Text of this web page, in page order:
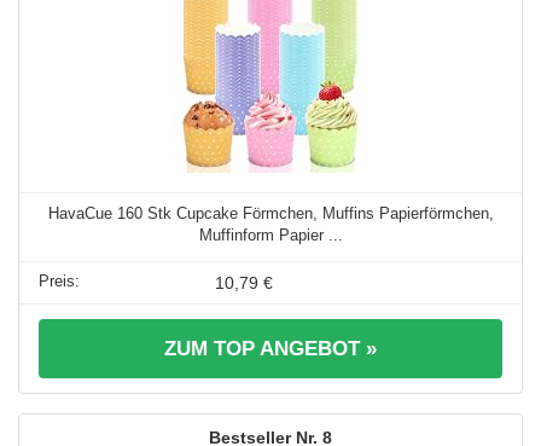
HavaCue 160 Stk Cupcake Förmchen, Muffins Papierförmchen,
Muffinform Papier ...
10,79 €
ZUM TOP ANGEBOT »
8